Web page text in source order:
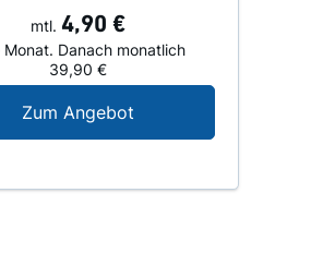
mtl. 4,90 €
Monat. Danach monatlich
39,90 €
Zum Angebot